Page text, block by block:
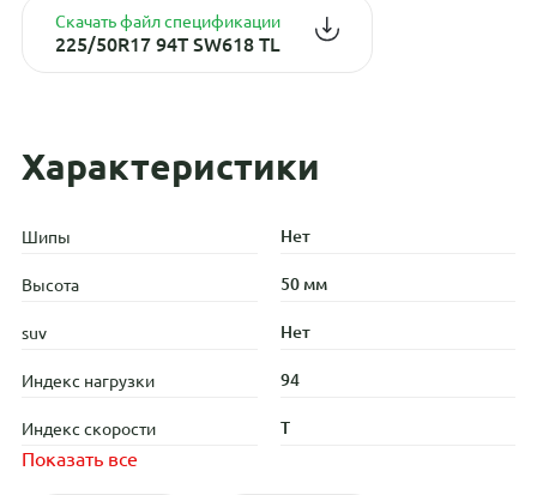
Скачать файл спецификации
225/50R17 94T SW618 TL
Характеристики
Шипы Нет
Высота 50 мм
suv Нет
Индекс нагрузки 94
Индекс скорости T
Показать все